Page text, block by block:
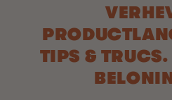
TIPS &